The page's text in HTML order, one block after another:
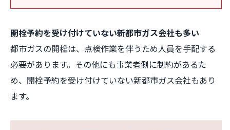
開栓予約を受け付けていない新都市ガス会社も多い
都市ガスの開栓は、点検作業を伴うため人員を手配する
必要があります。その他にも事業者側に制約があるた
め、開栓予約を受け付けていない新都市ガス会社もあり
ます。